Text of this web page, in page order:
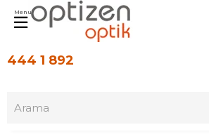
444 1 892
Menu